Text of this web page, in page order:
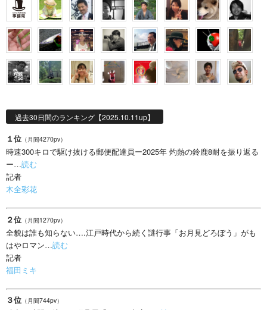
過去30日間のランキング【2025.10.11up】
１位 （月間4270pv）
時速300キロで駆け抜ける郵便配達員ー2025年 灼熱の鈴鹿8耐を振り返る
ー…読む
記者
木全彩花
２位 （月間1270pv）
全貌は誰も知らない….江戸時代から続く謎行事「お月見どろぼう」がも
はやロマン…読む
記者
福田ミキ
３位 （月間744pv）